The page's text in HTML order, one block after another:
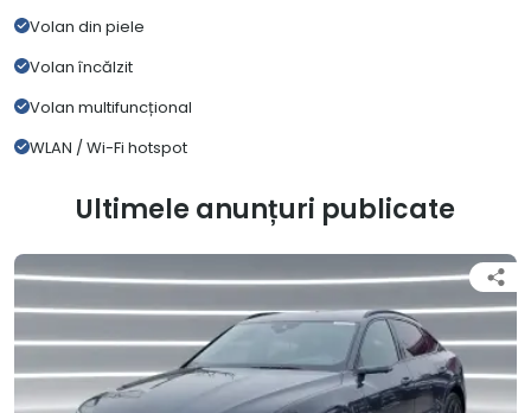
Volan din piele
Volan încălzit
Volan multifuncțional
WLAN / Wi-Fi hotspot
Ultimele anunțuri publicate